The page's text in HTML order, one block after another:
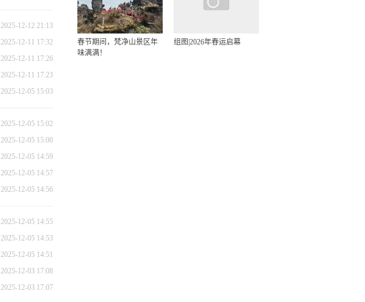
2025-12-12 21:13
2025-12-11 17:32
2025-12-11 17:26
2025-12-11 17:23
2025-12-05 15:03
2025-12-05 15:02
2025-12-05 15:00
2025-12-05 14:59
2025-12-05 14:57
2025-12-05 14:56
2025-12-05 14:55
2025-12-05 14:53
2025-12-05 14:51
2025-12-03 17:08
2025-12-03 17:07
春节期间，梵净山景区年
味满满！
组图|2026年春运启幕